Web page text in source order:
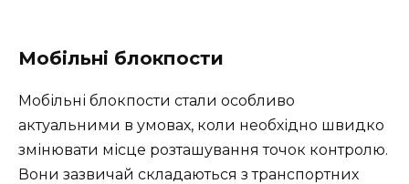
Мобільні блокпости
Мобільні блокпости стали особливо
актуальними в умовах, коли необхідно швидко
змінювати місце розташування точок контролю.
Вони зазвичай складаються з транспортних